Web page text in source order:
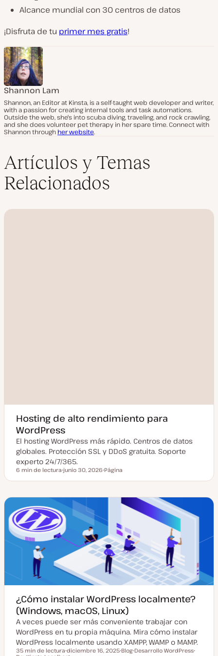
Alcance mundial con 30 centros de datos
¡Disfruta de tu primer mes gratis!
Shannon Lam
Shannon, an Editor at Kinsta, is a self-taught web developer and writer,
with a passion for creating internal tools and task automations.
Outside the web, she's into scuba diving, traveling, and rock crawling,
and she does volunteer pet therapy in her spare time. Connect with
Shannon through her website.
Artículos y Temas
Relacionados
Hosting de alto rendimiento para
WordPress
El hosting WordPress más rápido. Centros de datos
globales. Protección SSL y DDoS gratuita. Soporte
experto 24/7/365.
Tiempo de lectura
6 min de lectura
e
c
t
a
l
a
d
a
junio 30, 2026
i
o
s
Página
¿Cómo instalar WordPress localmente?
(Windows, macOS, Linux)
A veces puede ser más conveniente trabajar con
WordPress en tu propia máquina. Mira cómo instalar
WordPress localmente usando XAMPP, WAMP o MAMP.
35 min de lectura diciembre 16, 2025 Blog Desarrollo WordPress